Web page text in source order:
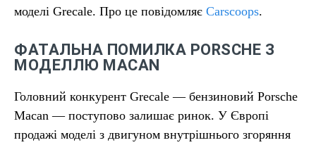
моделі Grecale. Про це повідомляє Carscoops.
ФАТАЛЬНА ПОМИЛКА PORSCHE З
МОДЕЛЛЮ MACAN
Головний конкурент Grecale — бензиновий Porsche
Macan — поступово залишає ринок. У Європі
продажі моделі з двигуном внутрішнього згоряння